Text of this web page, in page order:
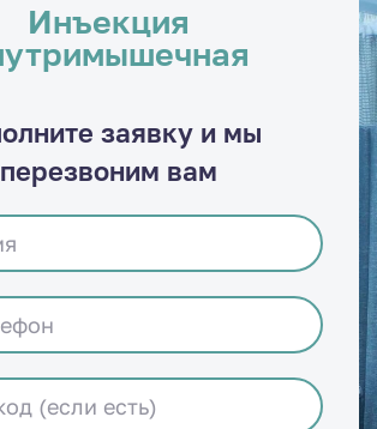
Инъекция
заявку и мы
перезвоним вам